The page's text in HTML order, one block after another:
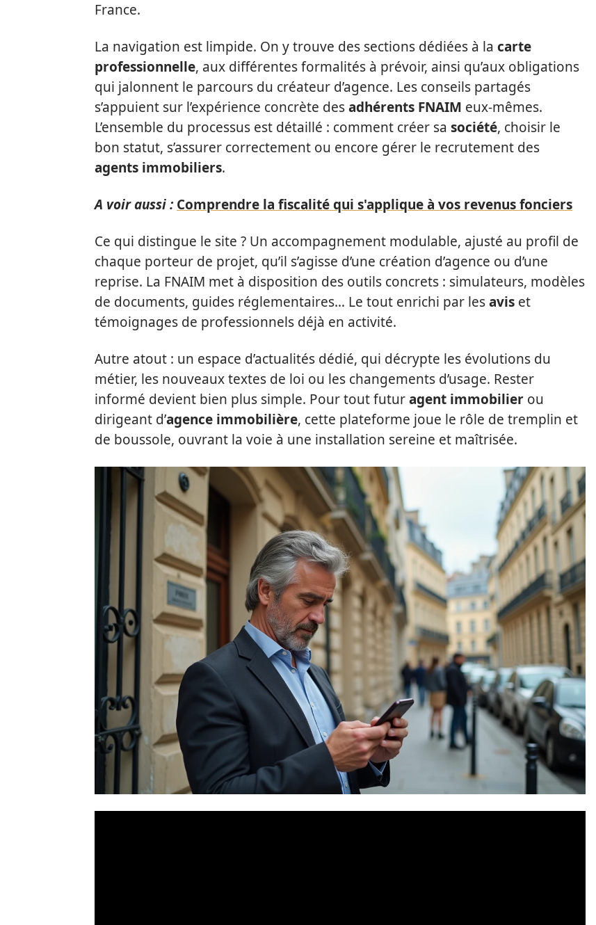
France.
La navigation est limpide. On y trouve des sections dédiées à la carte
professionnelle, aux différentes formalités à prévoir, ainsi qu’aux obligations
qui jalonnent le parcours du créateur d’agence. Les conseils partagés
s’appuient sur l’expérience concrète desadhérents FNAIM eux-mêmes.
L’ensemble du processus est détaillé : comment créer sa société, choisir le
bon statut, s’assurer correctement ou encore gérer le recrutement des
agents immobiliers.
A voir aussi : Comprendre la fiscalité qui s'applique à vos revenus fonciers
Ce qui distingue le site ? Un accompagnement modulable, ajusté au profil de
chaque porteur de projet, qu’il s’agisse d’une création d’agence ou d’une
reprise. La FNAIM met à disposition des outils concrets : simulateurs, modèles
de documents, guides réglementaires… Le tout enrichi par lesavis et
témoignages de professionnels déjà en activité.
Autre atout : un espace d’actualités dédié, qui décrypte les évolutions du
métier, les nouveaux textes de loi ou les changements d’usage. Rester
informé devient bien plus simple. Pour tout futuragent immobilier ou
dirigeant d’agence immobilière, cette plateforme joue le rôle de tremplin et
de boussole, ouvrant la voie à une installation sereine et maîtrisée.